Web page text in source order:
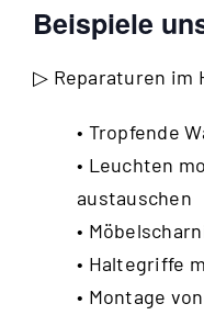
Beispiele
▷ Reparaturen im
• Tropfende
• Leuchten
austauschen
•
• Haltegriffe
• Montage